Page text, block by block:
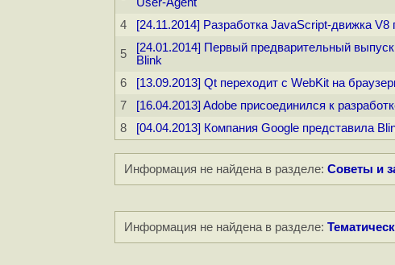
4
[24.11.2014] Разработка JavaScript-движка V8
5
[24.01.2014] Первый предварительный
Blink
6
[13.09.2013] Qt переходит с WebKit на
7
[16.04.2013] Adobe присоединился к
8
[04.04.2013] Компания Google представила
Информация не найдена в разделе: Советы и
Информация не найдена в разделе: